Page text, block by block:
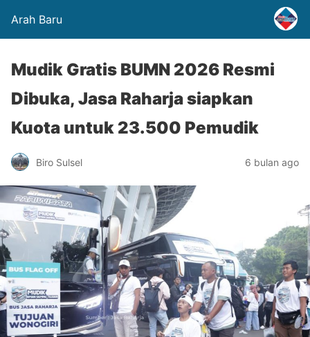
Arah Baru
Mudik Gratis BUMN 2026 Resmi
Dibuka, Jasa Raharja siapkan
Kuota untuk 23.500 Pemudik
Biro Sulsel 6 bulan ago